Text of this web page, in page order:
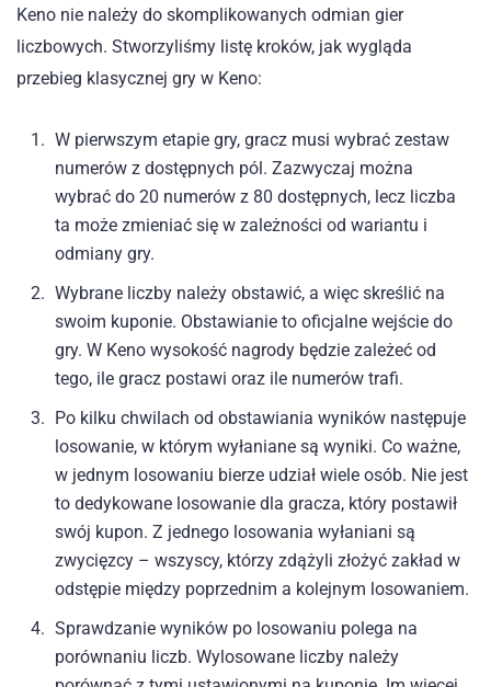
Keno nie należy do skomplikowanych odmian gier
liczbowych. Stworzyliśmy listę kroków, jak wygląda
przebieg klasycznej gry w Keno:
W pierwszym etapie gry, gracz musi wybrać zestaw
numerów z dostępnych pól. Zazwyczaj można
wybrać do 20 numerów z 80 dostępnych, lecz liczba
ta może zmieniać się w zależności od wariantu i
odmiany gry.
Wybrane liczby należy obstawić, a więc skreślić na
swoim kuponie. Obstawianie to oficjalne wejście do
gry. W Keno wysokość nagrody będzie zależeć od
tego, ile gracz postawi oraz ile numerów trafi.
Po kilku chwilach od obstawiania wyników następuje
losowanie, w którym wyłaniane są wyniki. Co ważne,
w jednym losowaniu bierze udział wiele osób. Nie jest
to dedykowane losowanie dla gracza, który postawił
swój kupon. Z jednego losowania wyłaniani są
zwycięzcy – wszyscy, którzy zdążyli złożyć zakład w
odstępie między poprzednim a kolejnym losowaniem.
Sprawdzanie wyników po losowaniu polega na
porównaniu liczb. Wylosowane liczby należy